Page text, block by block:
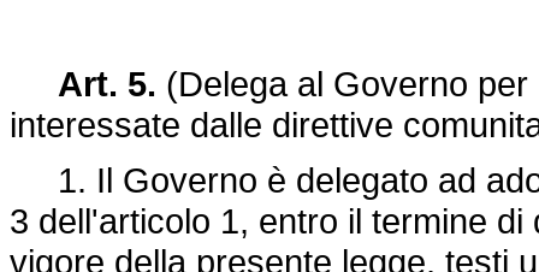
Art. 5. (Delega al Governo
interessate dalle direttive
1. Il Governo è delegato ad
3 dell'articolo 1, entro il termine
vigore della presente legge, testi